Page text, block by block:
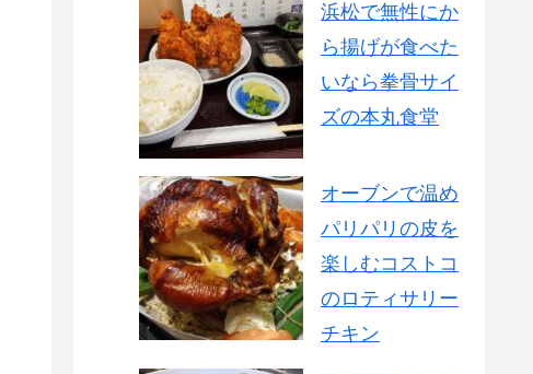
浜松で無性にか
ら揚げが食べた
いなら拳骨サイ
ズの本丸食堂
オーブンで温め
パリパリの皮を
楽しむコストコ
のロティサリー
チキン